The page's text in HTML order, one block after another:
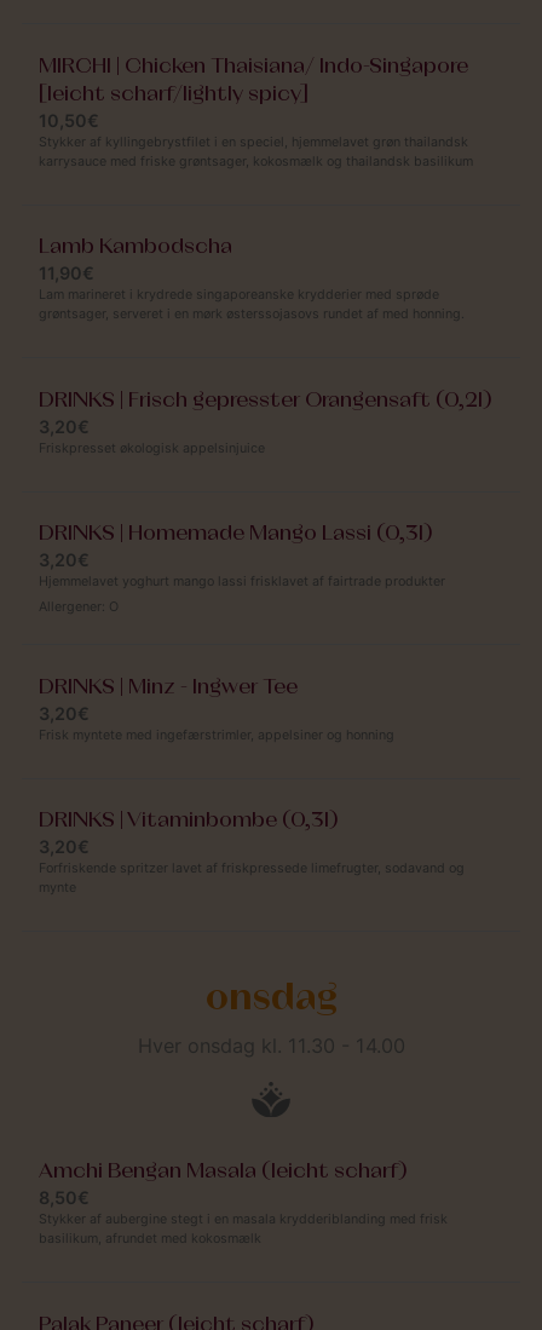
MIRCHI | Chicken Thaisiana/ Indo-Singapore
[leicht scharf/lightly spicy]
10,50€
Stykker af kyllingebrystfilet i en speciel, hjemmelavet grøn thailandsk
karrysauce med friske grøntsager, kokosmælk og thailandsk basilikum
Lamb Kambodscha
11,90€
Lam marineret i krydrede singaporeanske krydderier med sprøde
grøntsager, serveret i en mørk østerssojasovs rundet af med honning.
DRINKS | Frisch gepresster Orangensaft (0,2l)
3,20€
Friskpresset økologisk appelsinjuice
DRINKS | Homemade Mango Lassi (0,3l)
3,20€
Hjemmelavet yoghurt mango lassi frisklavet af fairtrade produkter
Allergener:
O
DRINKS | Minz - Ingwer Tee
3,20€
Frisk myntete med ingefærstrimler, appelsiner og honning
DRINKS | Vitaminbombe (0,3l)
3,20€
Forfriskende spritzer lavet af friskpressede limefrugter, sodavand og
mynte
onsdag
Hver onsdag kl. 11.30 - 14.00
Amchi Bengan Masala (leicht scharf)
8,50€
Stykker af aubergine stegt i en masala krydderiblanding med frisk
basilikum, afrundet med kokosmælk
Palak Paneer (leicht scharf)